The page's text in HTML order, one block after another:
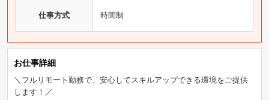
仕事方式 時間制
お仕事詳細
＼フルリモート勤務で、安心してスキルアップできる環境をご提供
します！／